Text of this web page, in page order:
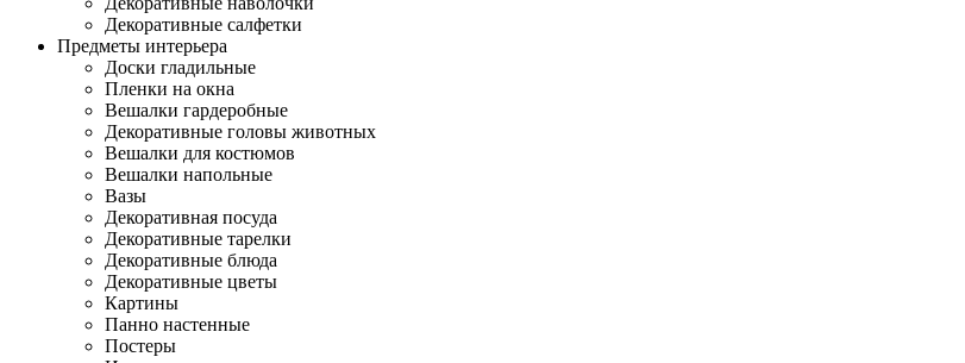
Декоративные салфетки
Предметы интерьера
Доски гладильные
Пленки на окна
Вешалки гардеробные
Декоративные головы животных
Вешалки для костюмов
Вешалки напольные
Вазы
Декоративная посуда
Декоративные тарелки
Декоративные блюда
Декоративные цветы
Картины
Панно настенные
Постеры